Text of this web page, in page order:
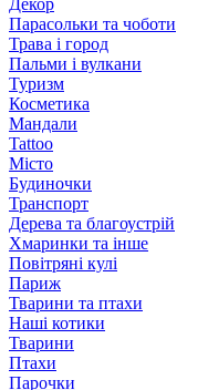
Декор
Парасольки та чоботи
Трава і город
Пальми і вулкани
Туризм
Косметика
Мандали
Tattoo
Місто
Будиночки
Транспорт
Дерева та благоустрій
Хмаринки та інше
Повітряні кулі
Париж
Тварини та птахи
Наші котики
Тварини
Птахи
Парочки